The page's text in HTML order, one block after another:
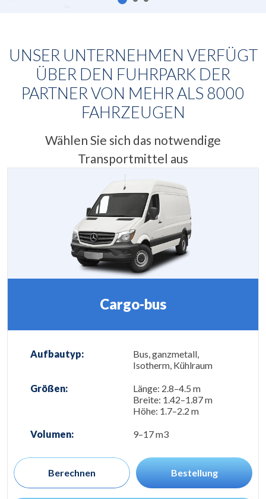
UNSER UNTERNEHMEN VERFÜGT
ÜBER DEN FUHRPARK DER
PARTNER VON MEHR ALS 8000
FAHRZEUGEN
Wählen Sie sich das notwendige
Transportmittel aus
Cargo-bus
Aufbautyp:
Bus, ganzmetall,
Isotherm, Kühlraum
Größen:
Länge: 2.8–4.5 m
Breite: 1.42–1.87 m
Höhe: 1.7–2.2 m
Volumen: 9–17 m3
Berechnen Bestellung